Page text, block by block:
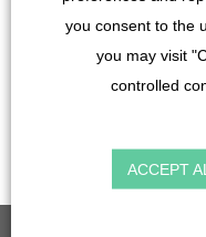
Mravenčí trubka - křišťálově čirá - 20
Náklady na dopravu
you consent to the
you may visit
controlled
ACCEPT